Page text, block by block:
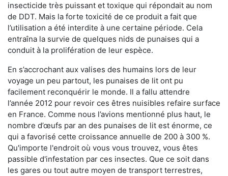
insecticide très puissant et toxique qui répondait au nom
de DDT. Mais la forte toxicité de ce produit a fait que
l’utilisation a été interdite à une certaine période. Cela
entraîna la survie de quelques nids de punaises qui a
conduit à la prolifération de leur espèce.
En s’accrochant aux valises des humains lors de leur
voyage un peu partout, les punaises de lit ont pu
facilement reconquérir le monde. Il a fallu attendre
l’année 2012 pour revoir ces êtres nuisibles refaire surface
en France. Comme nous l’avions mentionné plus haut, le
nombre d’œufs par an des punaises de lit est énorme, ce
qui a favorisé cette croissance annuelle de 200 à 300 %.
Qu'importe l'endroit où vous vous trouvez, vous êtes
passible d'infestation par ces insectes. Que ce soit dans
les gares ou tout autre moyen de transport terrestres,